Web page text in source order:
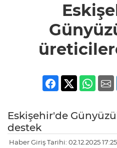
Eskişehir'de
destek
Haber Giriş Tarihi: 02.12.2025 17:25